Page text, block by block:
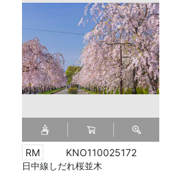
KNO110025172
日中線しだれ桜並木